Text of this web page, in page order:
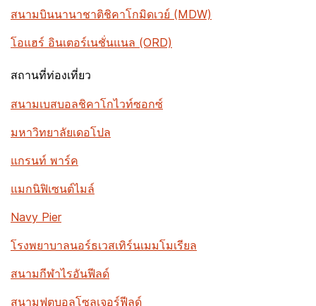
สนามบินนานาชาติชิคาโกมิดเวย์ (MDW)
โอแฮร์ อินเตอร์เนชั่นแนล (ORD)
สถานที่ท่องเที่ยว
สนามเบสบอลชิคาโกไวท์ซอกซ์
มหาวิทยาลัยเดอโปล
แกรนท์ พาร์ค
แมกนิฟิเซนต์ไมล์
Navy Pier
โรงพยาบาลนอร์ธเวสเทิร์นเมมโมเรียล
สนามกีฬาไรอันฟีลด์
สนามฟุตบอลโซลเจอร์ฟีลด์